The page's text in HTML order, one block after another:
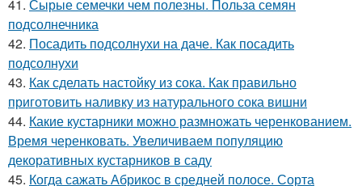
41. Сырые семечки чем полезны. Польза семян
подсолнечника
42. Посадить подсолнухи на даче. Как посадить
подсолнухи
43. Как сделать настойку из сока. Как правильно
приготовить наливку из натурального сока вишни
44. Какие кустарники можно размножать черенкованием.
Время черенковать. Увеличиваем популяцию
декоративных кустарников в саду
45. Когда сажать Абрикос в средней полосе. Сорта